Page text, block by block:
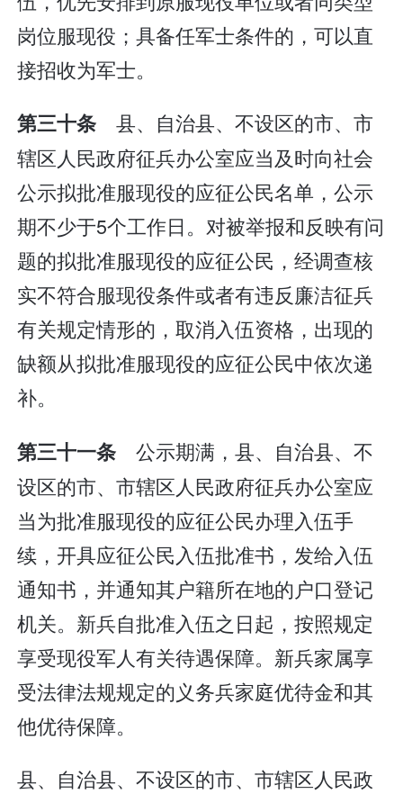
岗位服现役；具备任军士条件的，可以直
接招收为军士。
第三十条 县、自治县、不设区的市、市
辖区人民政府征兵办公室应当及时向社会
公示拟批准服现役的应征公民名单，公示
期不少于5个工作日。对被举报和反映有问
题的拟批准服现役的应征公民，经调查核
实不符合服现役条件或者有违反廉洁征兵
有关规定情形的，取消入伍资格，出现的
缺额从拟批准服现役的应征公民中依次递
补。
第三十一条 公示期满，县、自治县、不
设区的市、市辖区人民政府征兵办公室应
当为批准服现役的应征公民办理入伍手
续，开具应征公民入伍批准书，发给入伍
通知书，并通知其户籍所在地的户口登记
机关。新兵自批准入伍之日起，按照规定
享受现役军人有关待遇保障。新兵家属享
受法律法规规定的义务兵家庭优待金和其
他优待保障。
县、自治县、不设区的市、市辖区人民政